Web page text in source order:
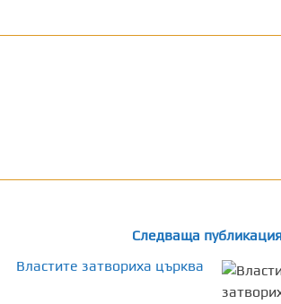
Следваща
Властите затвориха църква